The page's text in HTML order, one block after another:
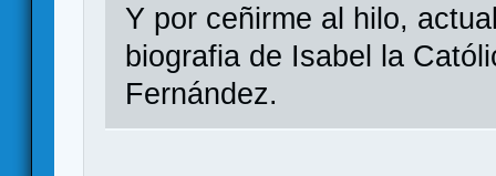
Y por ceñirme al hilo,
biografia de Isabel la
Fernández.